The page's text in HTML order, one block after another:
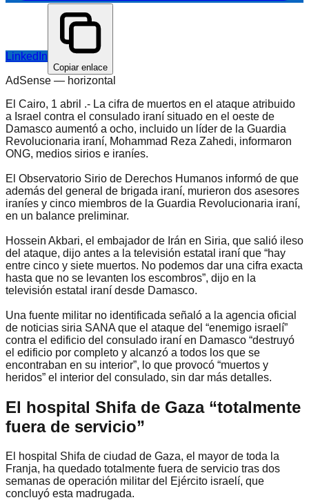
LinkedIn
Copiar enlace
AdSense — horizontal
El Cairo, 1 abril .- La cifra de muertos en el ataque atribuido
a Israel contra el consulado iraní situado en el oeste de
Damasco aumentó a ocho, incluido un líder de la Guardia
Revolucionaria iraní, Mohammad Reza Zahedi, informaron
ONG, medios sirios e iraníes.
El Observatorio Sirio de Derechos Humanos informó de que
además del general de brigada iraní, murieron dos asesores
iraníes y cinco miembros de la Guardia Revolucionaria iraní,
en un balance preliminar.
Hossein Akbari, el embajador de Irán en Siria, que salió ileso
del ataque, dijo antes a la televisión estatal iraní que “hay
entre cinco y siete muertos. No podemos dar una cifra exacta
hasta que no se levanten los escombros”, dijo en la
televisión estatal iraní desde Damasco.
Una fuente militar no identificada señaló a la agencia oficial
de noticias siria SANA que el ataque del “enemigo israelí”
contra el edificio del consulado iraní en Damasco “destruyó
el edificio por completo y alcanzó a todos los que se
encontraban en su interior”, lo que provocó “muertos y
heridos” el interior del consulado, sin dar más detalles.
El hospital Shifa de Gaza “totalmente
fuera de servicio”
El hospital Shifa de ciudad de Gaza, el mayor de toda la
Franja, ha quedado totalmente fuera de servicio tras dos
semanas de operación militar del Ejército israelí, que
concluyó esta madrugada.